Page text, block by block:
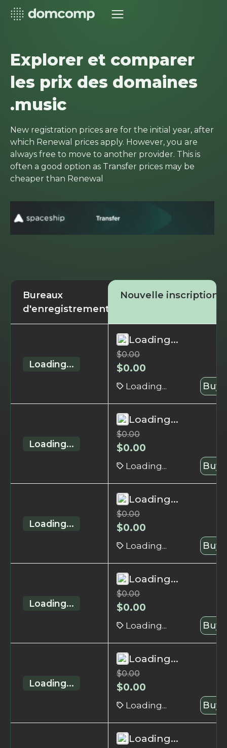
Explorer et comparer
les prix des domaines
.music
New registration prices are for the initial year, after
which Renewal prices apply. However, you are
always free to move to another provider. This is
often a good option as Transfer prices may be
cheaper than Renewal
Bureaux
d'enregistrement
Nouvelle inscription
Loading...
Loading...
$0.00
$0.00
Loading... Buy
Loading...
Loading...
$0.00
$0.00
Loading... Buy
Loading...
Loading...
$0.00
$0.00
Loading... Buy
Loading...
Loading...
$0.00
$0.00
Loading... Buy
Loading...
Loading...
$0.00
$0.00
Loading... Buy
Loading...